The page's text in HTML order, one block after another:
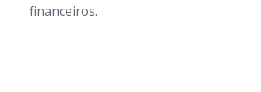
financeiros.